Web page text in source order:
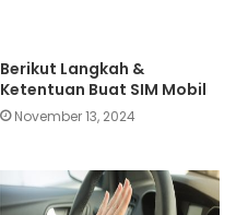
Berikut Langkah &
Ketentuan Buat SIM Mobil
November 13, 2024